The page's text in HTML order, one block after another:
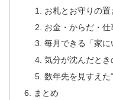
お札とお守りの
お金・からだ・
毎月できる「家に
気分が沈んだと
数年先を見すえた
まとめ